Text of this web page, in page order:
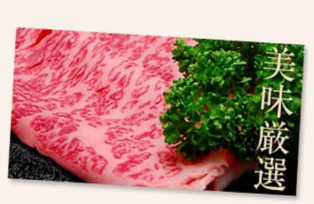
吾妻山から湧き出る水と水稲単作地帯ゆえに稲わらが豊富にあり米
沢牛の質をさらに高めております。
このような自然環境に加えて米沢牛生産農家の愛情と長い伝統に培
われた 飼育技術によってきめ細かい肉質と風味豊かな米沢牛が生産
されているのです。